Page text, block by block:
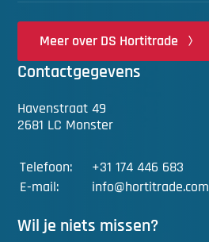
Meer over DS Hortitrade
Contactgegevens
Havenstraat 49
2681 LC Monster
Telefoon:
+31 174 446 683
E-mail:
info@hortitrade.com
Wil je niets missen?